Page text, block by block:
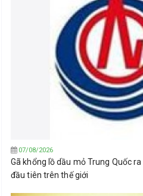
07/08/2026
Gã khổng lồ dầu mỏ Trung Quốc
đầu tiên trên thế giới